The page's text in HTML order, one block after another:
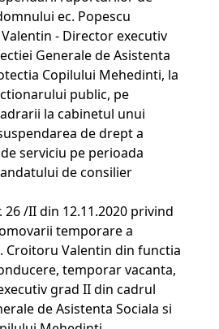
ec. Popescu
- Director executiv
Generale de Asistenta
Copilului Mehedinti, la
public, pe
la cabinetul unui
de drept a
serviciu pe perioada
de consilier
26 /II din 12.11.2020 privind
temporare a
Croitoru Valentin din functia
temporar vacanta,
grad II din cadrul
de Asistenta Sociala si